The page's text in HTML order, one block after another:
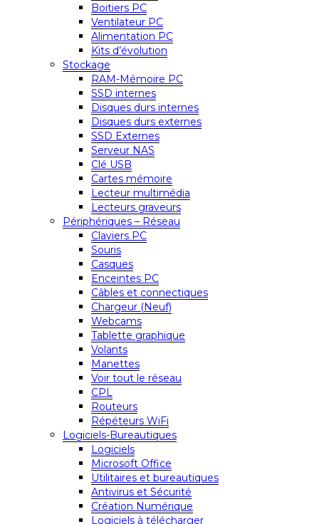
Boitiers PC
Ventilateur PC
Alimentation PC
Kits d’évolution
Stockage
RAM-Mémoire PC
SSD internes
Disques durs internes
Disques durs externes
SSD Externes
Serveur NAS
Clé USB
Cartes mémoire
Lecteur multimédia
Lecteurs graveurs
Périphériques – Réseau
Claviers PC
Souris
Casques
Enceintes PC
Câbles et connectiques
Chargeur (Neuf)
Webcams
Tablette graphique
Volants
Manettes
Voir tout le réseau
CPL
Routeurs
Répéteurs WiFi
Logiciels-Bureautiques
Logiciels
Microsoft Office
Utilitaires et bureautiques
Antivirus et Sécurité
Création Numérique
Logiciels à télécharger